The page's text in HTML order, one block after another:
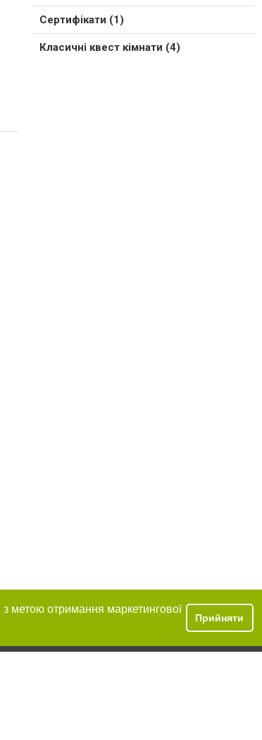
Сертифікати (1)
Класичні квест кімнати (4)
з метою отримання маркетингової
Прийняти